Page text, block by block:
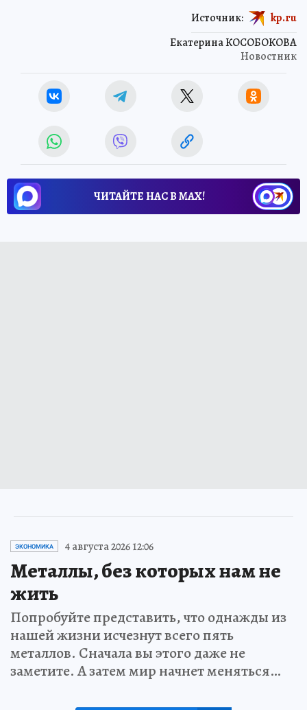
Екатерина КОСОБОКОВА
Новостник
Источник: kp.ru
ЧИТАЙТЕ НАС В МАХ!
ЭКОНОМИКА 4 августа 2026 12:06
Металлы, без которых нам не
жить
Попробуйте представить, что однажды из
нашей жизни исчезнут всего пять
металлов. Сначала вы этого даже не
заметите. А затем мир начнет меняться…